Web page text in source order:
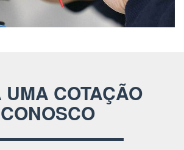
UMA COTAÇÃO
CONOSCO